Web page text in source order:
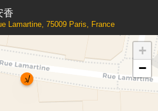
香
Lamartine, 75009 Paris, France
+
−